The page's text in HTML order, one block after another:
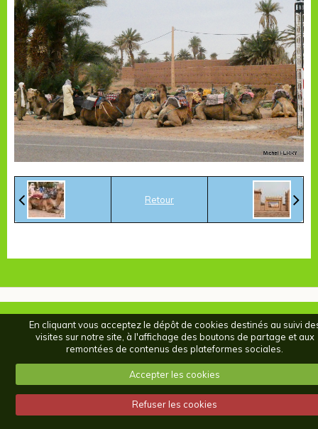
Retour
En cliquant vous acceptez le dépôt de cookies destinés au suivi
visites sur notre site, à l'affichage des boutons de partage et aux
remontées de contenus des plateformes sociales.
Accepter les cookies
Refuser les cookies